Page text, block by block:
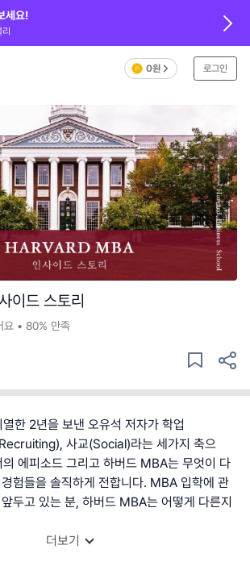
0원 로그인
세요!
이드 스토리
요 • 80% 만족
한 2년을 보낸 오유석 저자가 학업
사교(Social)라는 세가지 축으
에피소드 그리고 하버드 MBA는 무엇이 다
험들을 솔직하게 전합니다. MBA 입학에 관
두고 있는 분, 하버드 MBA는 어떻게 다른지
더보기